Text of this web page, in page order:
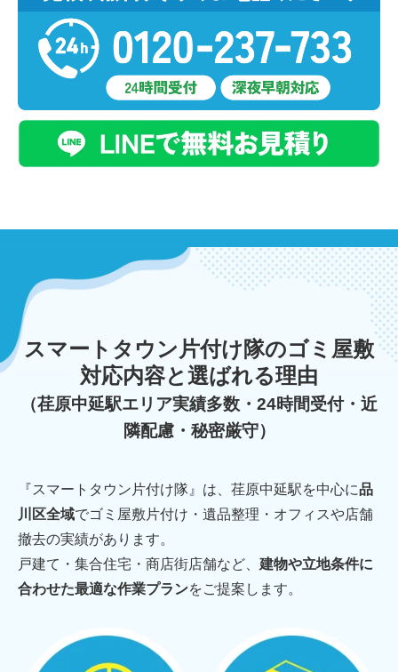
スマートタウン片付け隊のゴミ屋敷
対応内容と選ばれる理由
（荏原中延駅エリア実績多数・24時間受付・近
隣配慮・秘密厳守）
『スマートタウン片付け隊』は、荏原中延駅を中心に品
川区全域でゴミ屋敷片付け・遺品整理・オフィスや店舗
撤去の実績があります。
戸建て・集合住宅・商店街店舗など、 建物や立地条件に
合わせた最適な作業プランをご提案します。